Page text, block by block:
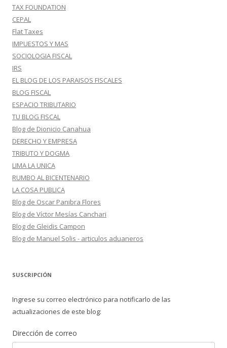
TAX FOUNDATION
CEPAL
Flat Taxes
IMPUESTOS Y MAS
SOCIOLOGIA FISCAL
IRS
EL BLOG DE LOS PARAISOS FISCALES
BLOG FISCAL
ESPACIO TRIBUTARIO
TU BLOG FISCAL
Blog de Dionicio Canahua
DERECHO Y EMPRESA
TRIBUTO Y DOGMA
LIMA LA UNICA
RUMBO AL BICENTENARIO
LA COSA PUBLICA
Blog de Oscar Panibra Flores
Blog de Víctor Mesías Canchari
Blog de Gleidis Campon
Blog de Manuel Solis - articulos aduaneros
SUSCRIPCIÓN
Ingrese su correo electrónico para notificarlo de las
actualizaciones de este blog:
Dirección de correo
Dirección